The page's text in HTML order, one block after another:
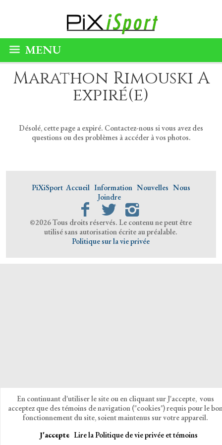
MENU
Marathon Rimouski A
expiré(e)
Désolé, cette page a expiré. Contactez-nous si vous avez des
questions ou des problèmes à accéder à vos photos.
PiXiSport Accueil Information Nouvelles Nous
Joindre
©2026 Tous droits réservés. Le contenu ne peut être
utilisé sans autorisation écrite au préalable.
Politique sur la vie privée
En continuant d'utiliser le site ou en cliquant sur J'accepte, vous
acceptez que des témoins de navigation ("cookies") requis pour le
fonctionnement du site, soient maintenus sur votre appareil.
J'accepte Lire la Politique de vie privée et témoins